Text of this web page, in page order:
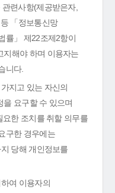
련사항(제공받은자,
「정보통신망
률」 제22조제2항이
지해야 하며 이용자는
니다.
지고 있는 자신의
을 요구할 수 있으며
요한 조치를 취할 의무를
구한 경우에는
당해 개인정보를
여 이용자의